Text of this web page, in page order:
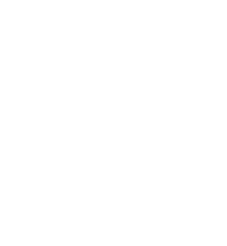
коррупция, политика, дтп,